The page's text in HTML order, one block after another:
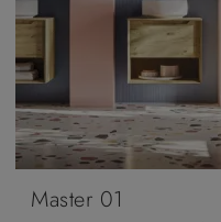
Master 01